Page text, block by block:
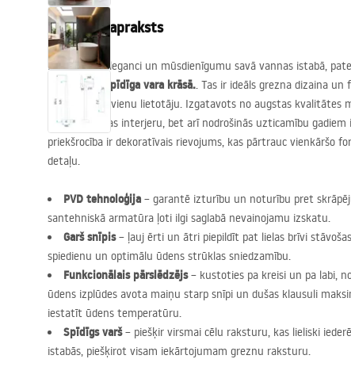
Produkta apraksts
Novērtējiet eleganci un mūsdienīgumu savā vannas istabā,
maisītājam spīdīga vara krāsā.. Tas ir ideāls grezna dizaina
sajūsminās ikvienu lietotāju. Izgatavots no augstas kvalitātes
vannas istabas interjeru, bet arī nodrošinās uzticamību
priekšrocība ir dekoratīvais rievojums, kas pārtrauc vienkāršo
detaļu.
PVD tehnoloģija – garantē izturību un noturību pret
santehniskā armatūra ļoti ilgi saglabā nevainojamu izskatu.
Garš snīpis– ļauj ērti un ātri piepildīt pat lielas brīvi
spiedienu un optimālu ūdens strūklas sniedzamību.
Funkcionālais pārslēdzējs– kustoties pa kreisi un pa labi,
ūdens izplūdes avota maiņu starp snīpi un dušas klausuli
iestatīt ūdens temperatūru.
Spīdīgs varš– piešķir virsmai cēlu raksturu, kas lieliski
istabās, piešķirot visam iekārtojumam greznu raksturu.